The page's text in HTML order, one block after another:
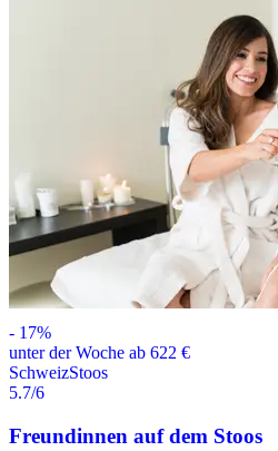
- 17%
unter der Woche ab 622 €
SchweizStoos
5.7/6
Freundinnen auf dem Stoos